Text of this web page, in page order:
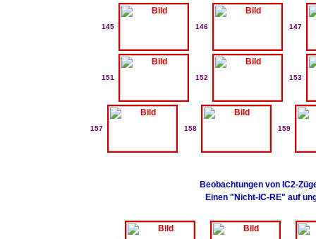
145 146 147
151 152 153
157 158 159
Beobachtungen von IC2-
Einen "Nicht-IC-RE" auf